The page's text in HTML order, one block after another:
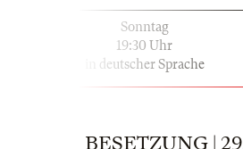
Sonntag
19:30 Uhr
in deutscher Sprache
BESETZUNG |